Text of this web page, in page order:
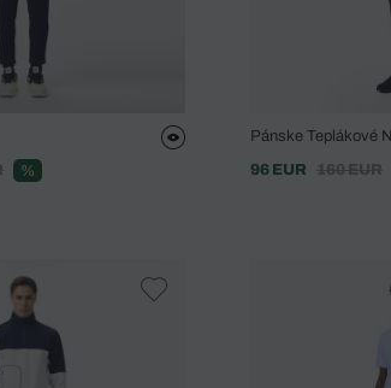
%
Pánske Teplákové
96 EUR
160 EUR